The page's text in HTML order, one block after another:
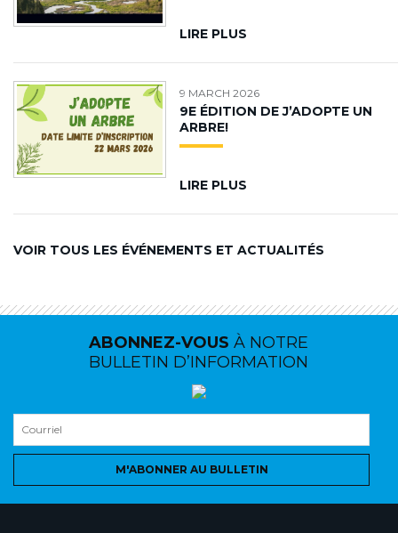
LIRE PLUS
9 MARCH 2026
9E ÉDITION DE J’ADOPTE UN
ARBRE!
LIRE PLUS
VOIR TOUS LES ÉVÉNEMENTS ET ACTUALITÉS
ABONNEZ-VOUS À NOTRE
BULLETIN D’INFORMATION
M'ABONNER AU BULLETIN